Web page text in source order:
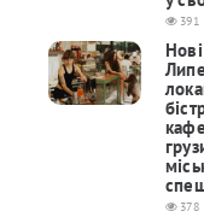
391
378